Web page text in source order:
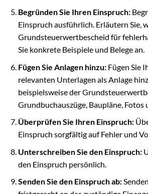
Begründen Sie Ihren Einspruch:
Einspruch ausführlich. Erläutern Sie,
Grundsteuerwertbescheid für
Sie konkrete Beispiele und Belege an.
Fügen Sie Anlagen hinzu:Fügen Sie
relevanten Unterlagen als Anlage
beispielsweise der
Grundbuchauszüge, Baupläne, Fotos
Überprüfen Sie Ihren Einspruch:
Einspruch sorgfältig auf Fehler und
Unterschreiben Sie den Einspruch:
den Einspruch persönlich.
Senden Sie den Einspruch ab: